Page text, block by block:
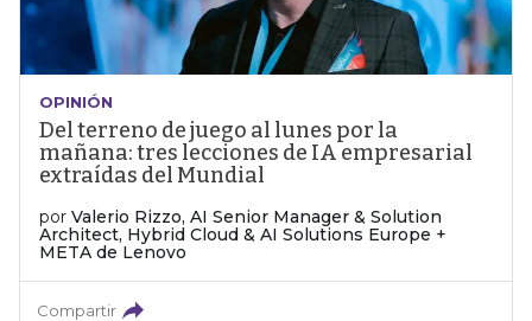
OPINIÓN
Del terreno de juego al lunes por la
mañana: tres lecciones de IA empresarial
extraídas del Mundial
por Valerio Rizzo, AI Senior Manager & Solution
Architect, Hybrid Cloud & AI Solutions Europe +
META de Lenovo
Compartir